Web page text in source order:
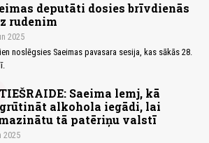
deputāti dosies brīvdienās
rudenim
2025
noslēgsies Saeimas pavasara sesija, kas sākās 28.
TIEŠRAIDE: Saeima lemj, kā
alkohola iegādi, lai
tā patēriņu valstī
2025